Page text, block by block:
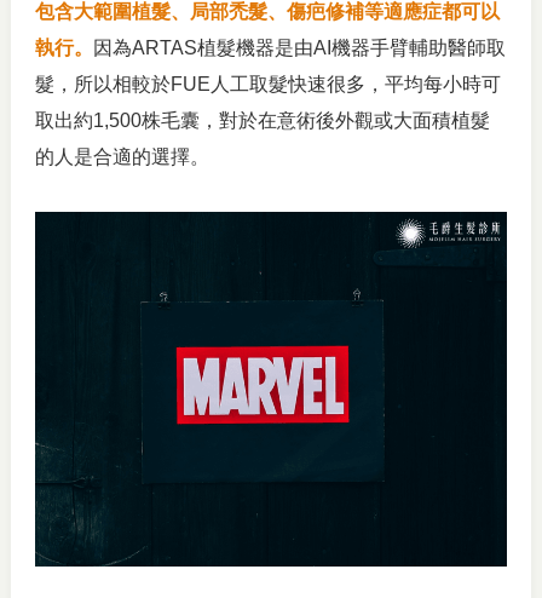
包含大範圍植髮、局部禿髮、傷疤修補等適應症都可以
執行。
因為ARTAS植髮機器是由AI機器手臂輔助醫師取
髮，所以相較於FUE人工取髮快速很多，平均每小時可
取出約1,500株毛囊，對於在意術後外觀或大面積植髮
的人是合適的選擇。